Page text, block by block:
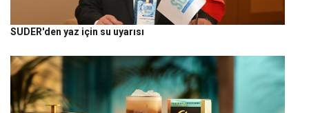
SUDER'den yaz için su uyarısı